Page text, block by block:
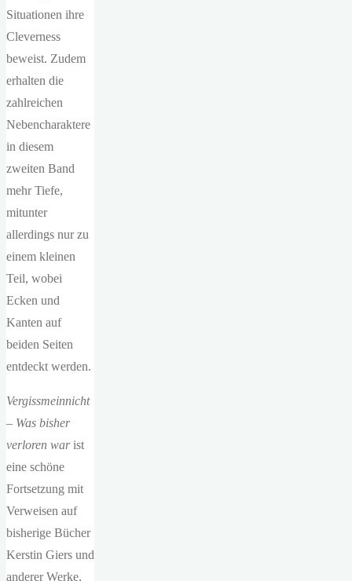
Situationen ihre
Cleverness
beweist. Zudem
erhalten die
zahlreichen
Nebencharaktere
in diesem
zweiten Band
mehr Tiefe,
mitunter
allerdings nur zu
einem kleinen
Teil, wobei
Ecken und
Kanten auf
beiden Seiten
entdeckt werden.
Vergissmeinnicht
– Was bisher
verloren warist
eine schöne
Fortsetzung mit
Verweisen auf
bisherige Bücher
Kerstin Giers und
anderer Werke,